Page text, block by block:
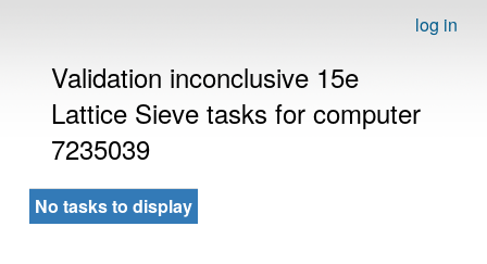
log in
Validation inconclusive 15e
Lattice Sieve tasks for computer
7235039
No tasks to display